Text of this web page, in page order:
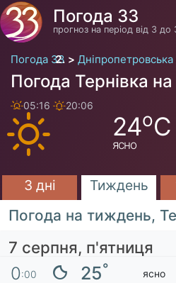
Погода 33
прогноз на період від 3 до
Погода 33
Погода Тернівка
05:16 20:06
24oC
ясно
3 дні Тиждень
Погода на тиждень,
7 серпня, п'ятниця
0:00 25° ясно